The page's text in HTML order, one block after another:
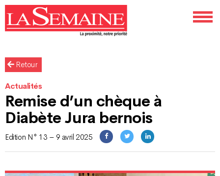
Retour
Actualités
Remise d’un chèque à
Diabète Jura bernois
Edition N° 13 – 9 avril 2025